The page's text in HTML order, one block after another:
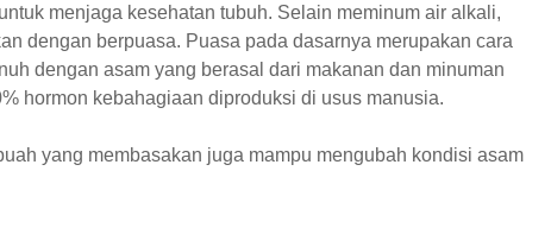
menjaga kesehatan tubuh. Selain meminum air alkali,
dengan berpuasa. Puasa pada dasarnya merupakan cara
dengan asam yang berasal dari makanan dan minuman
hormon kebahagiaan diproduksi di usus manusia.
yang membasakan juga mampu mengubah kondisi asam